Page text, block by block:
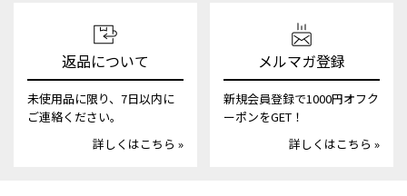
返品について
未使用品に限り、7日以内に
ご連絡ください。
詳しくはこちら »
メルマガ登録
新規会員登録で1000円オフク
ーポンをGET！
詳しくはこちら »